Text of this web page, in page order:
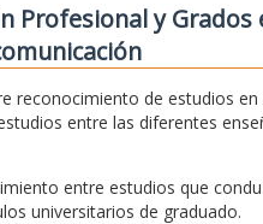
Profesional y Grados
reconocimiento de estudios
entre las diferentes
entre estudios que
universitarios de graduado.